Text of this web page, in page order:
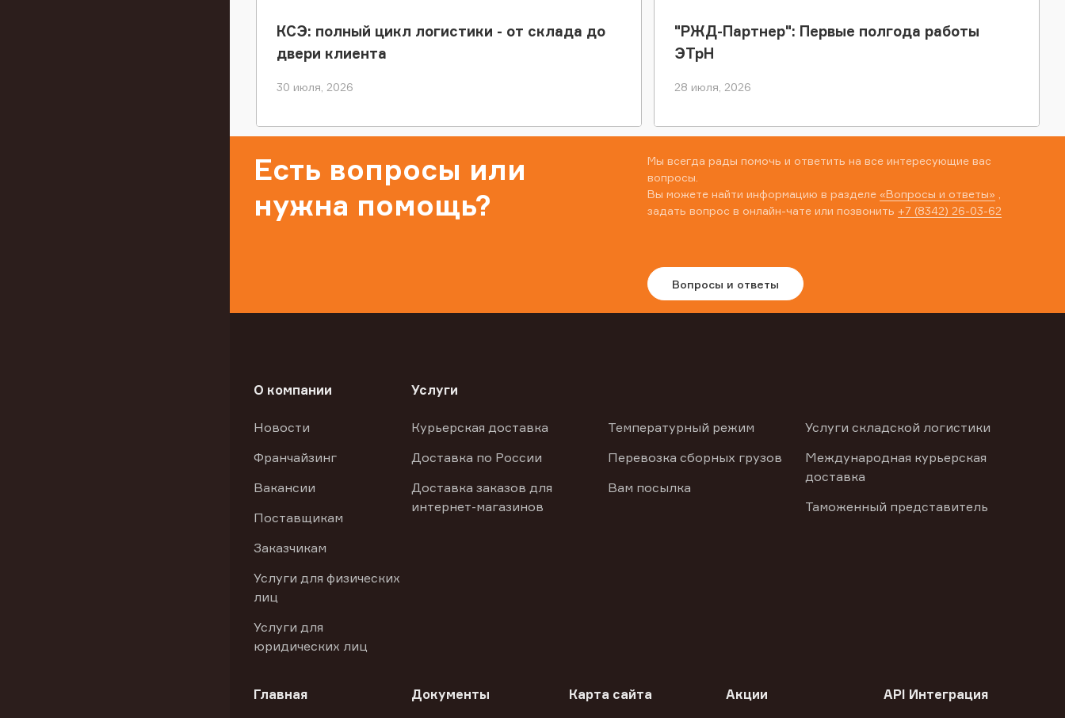
КСЭ: полный цикл логистики - от склада до
двери клиента
30 июля, 2026
"РЖД-Партнер": Первые полгода работы
ЭТрН
28 июля, 2026
Есть вопросы или
нужна помощь?
Мы всегда рады помочь и ответить на все интересующие вас
вопросы.
Вы можете найти информацию в разделе «Вопросы и ответы»
задать вопрос в онлайн-чате или позвонить +7 (8342) 26-03-62
Вопросы и ответы
О компании
Новости
Франчайзинг
Вакансии
Поставщикам
Заказчикам
Услуги для физических
лиц
Услуги для
юридических лиц
Услуги
Курьерская доставка
Доставка по России
Доставка заказов для
интернет-магазинов
Температурный режим
Перевозка сборных грузов
Вам посылка
Услуги складской логистики
Международная курьерская
доставка
Таможенный представитель
Главная Документы Карта сайта Акции API Интеграция